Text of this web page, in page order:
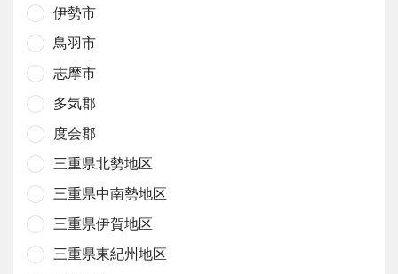
伊勢市
鳥羽市
志摩市
多気郡
度会郡
三重県北勢地区
三重県中南勢地区
三重県伊賀地区
三重県東紀州地区